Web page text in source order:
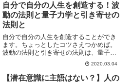
ごすことに大切さについてご紹介しま
す。
自分で自分の人生を創造する！波
動の法則と量子力学と引き寄せの
法則と
自分で自分の人生を創造することができ
ます。ちょっとしたコツさえつかめば。
波動の法則と引き寄せの法則は、量子力
学の観点から解決することができます。
引き寄せをたやすくし、あなたの人生を
自分の手で創造していく方法とは？
2020.03.04
【潜在意識に主語はない？】人の